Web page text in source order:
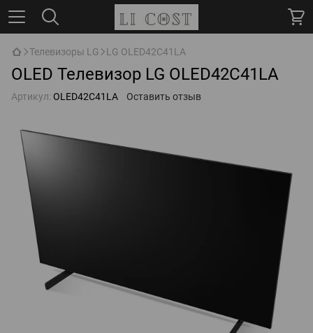
Телевизоры LG LG OLED42C41LA
OLED Телевизор LG OLED42C41LA
Артикул: OLED42C41LA Оставить отзыв